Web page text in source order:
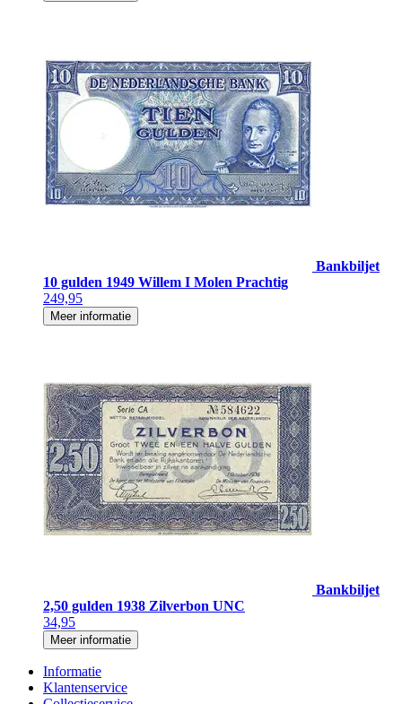
Bankbiljet
10 gulden 1949 Willem I Molen Prachtig
249,95
Meer informatie
Bankbiljet
2,50 gulden 1938 Zilverbon UNC
34,95
Meer informatie
Informatie
Klantenservice